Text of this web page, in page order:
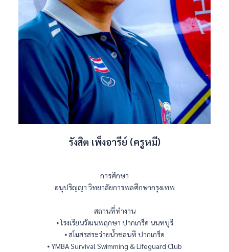
รังสิต เพ็งอารีย์ (ครูหมี)
การศึกษา
อนุปริญญา วิทยาลัยการพลศึกษากรุงเทพ
สถานที่ทำงาน
⦁ โรงเรียนวัฒนพฤกษา ปากเกร็ด นนทบุรี
⦁ สโมสรสระว่ายน้ำชลนที ปากเกร็ด
⦁ YMBA Survival Swimming & Lifeguard Club